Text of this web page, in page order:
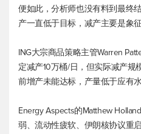
便如此，分析师也没有料到最终
产一直低于目标，减产主要是象
ING大宗商品策略主管Warren
定减产10万桶/日，但实际减产
前增产未能达标，产量低于应有
Energy Aspects的Matthew
弱、流动性疲软、伊朗核协议重